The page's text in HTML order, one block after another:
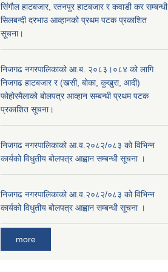
सिंगौल हाटबजार, रतनपुर हाटबजार र कवाडी कर सम्बन्धी
सिलबन्दी दरभाउ आव्हानको प्रथम पटक प्रकाशित
सूचना।
निजगढ नगरपालिकाको आ.ब. २०८३।०८४ को लागि
निजगढ हाटबजार र (खसी, बोका, कुखुरा, आदी)
फोहोरमैलाको बोलपत्र आव्हान सम्बन्धी प्रथम पटक
प्रकाशित सूचना।
निजगढ नगरपालिकाको आ.व.२०८२/०८३ को विभिन्न
कार्यको विधुतीय बोलपत्र आह्वान सम्बन्धी सूचना ।
निजगढ नगरपालिकाको आ.व.२०८२/०८३ को विभिन्न
कार्यको विधुतीय बोलपत्र आह्वान सम्बन्धी सूचना ।
more